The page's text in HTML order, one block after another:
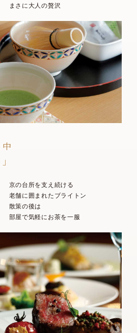
まさに大人の贅沢
京の台所を支え続ける
老舗に囲まれたブライトン
散策の後は
部屋で気軽にお茶を一服